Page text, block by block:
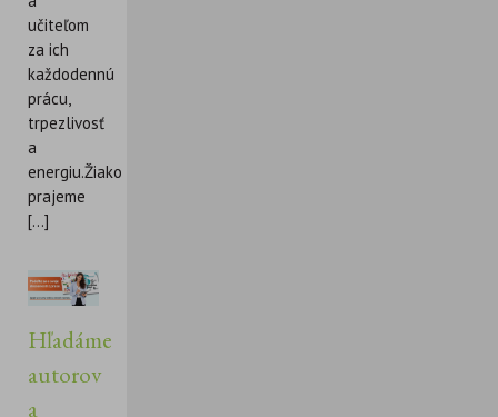
učiteľom
za ich
každodennú
prácu,
trpezlivosť
a
energiu.Žiakom
prajeme
[...]
Hľadáme
autorov
a